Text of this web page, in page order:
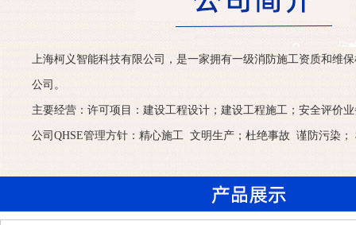
上海柯义智能科技有限公司，是一家拥有一级消防施工资质和维
公司。
主要经营：许可项目：建设工程设计；建设工程施工；安全评价
公司QHSE管理方针：精心施工 文明生产；杜绝事故 谨防污染